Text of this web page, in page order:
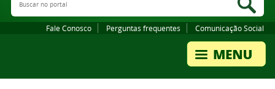
Fale Conosco Perguntas frequentes Comunicação Social